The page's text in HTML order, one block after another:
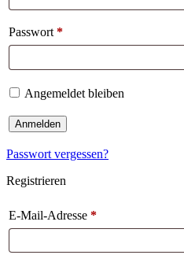
Passwort *
Angemeldet bleiben
Anmelden
Passwort vergessen?
Registrieren
E-Mail-Adresse *